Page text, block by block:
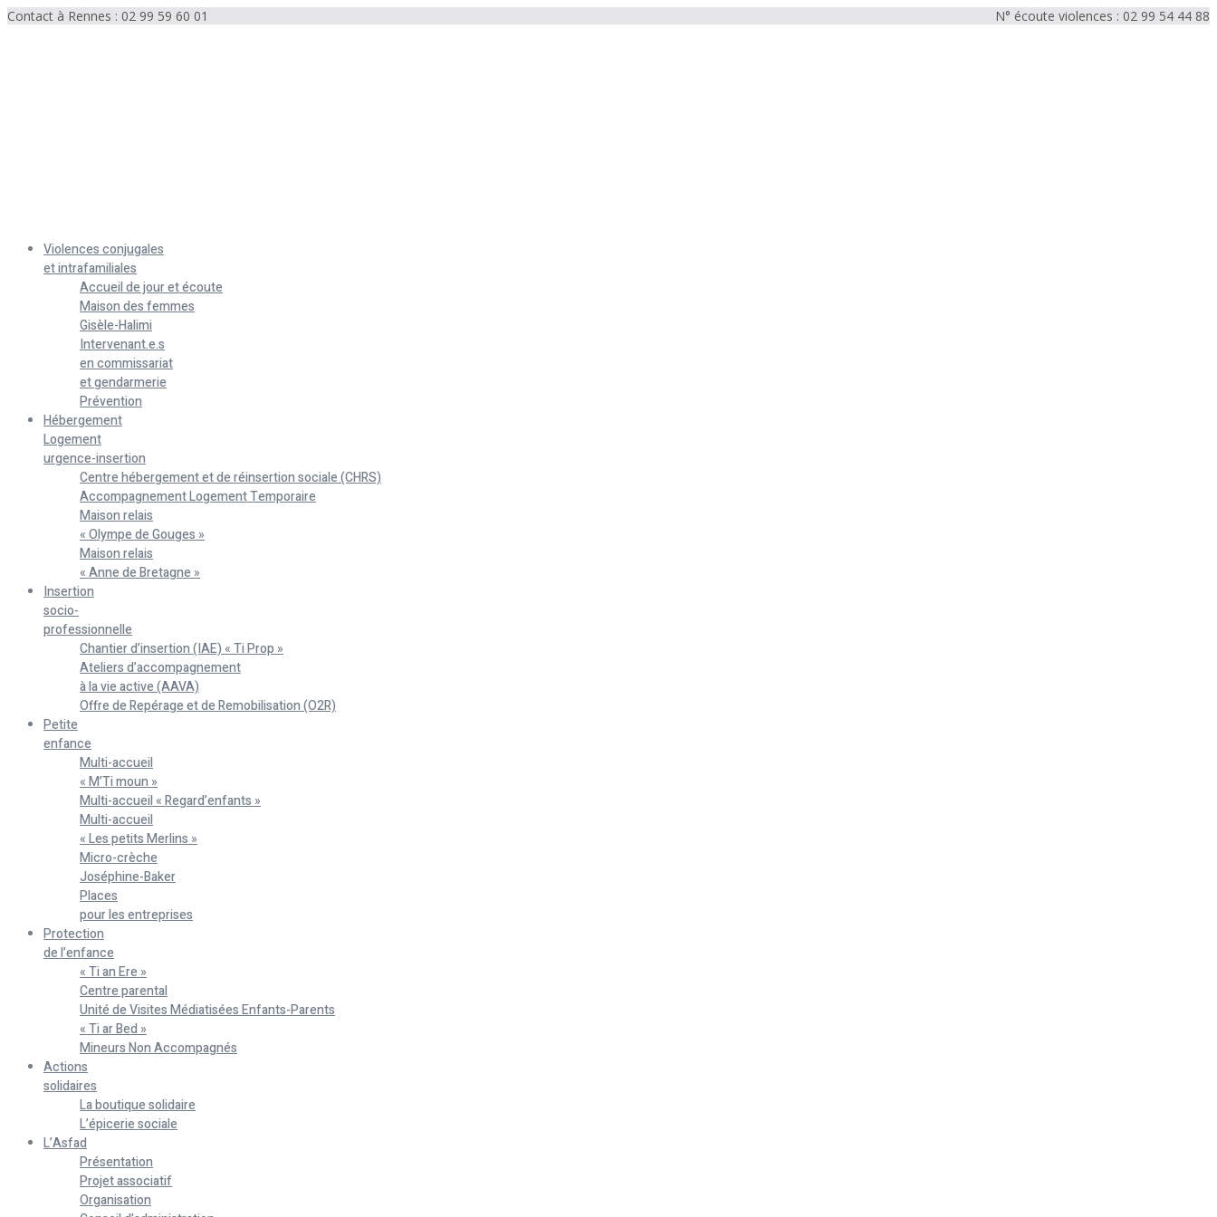
Contact à Rennes : 02 99 59 60 01 N° écoute violences : 02 99 54 44 88
Violences conjugales
et intrafamiliales
Accueil de jour et écoute
Maison des femmes
Gisèle-Halimi
Intervenant.e.s
en commissariat
et gendarmerie
Prévention
Hébergement
Logement
urgence-insertion
Centre hébergement et de réinsertion sociale (CHRS)
Accompagnement Logement Temporaire
Maison relais
« Olympe de Gouges »
Maison relais
« Anne de Bretagne »
Insertion
socio-
professionnelle
Chantier d’insertion (IAE) « Ti Prop »
Ateliers d’accompagnement
à la vie active (AAVA)
Offre de Repérage et de Remobilisation (O2R)
Petite
enfance
Multi-accueil
« M’Ti moun »
Multi-accueil « Regard’enfants »
Multi-accueil
« Les petits Merlins »
Micro-crèche
Joséphine-Baker
Places
pour les entreprises
Protection
de l’enfance
« Ti an Ere »
Centre parental
Unité de Visites Médiatisées Enfants-Parents
« Ti ar Bed »
Mineurs Non Accompagnés
Actions
solidaires
La boutique solidaire
L’épicerie sociale
L’Asfad
Présentation
Projet associatif
Organisation